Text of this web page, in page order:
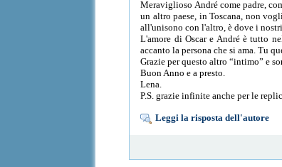
Meraviglioso André come padre,
un altro paese, in Toscana, non
all'unisono con l'altro, è dove i
L'amore di Oscar e André è tutto
accanto la persona che si ama. Tu
Grazie per questo altro “intimo” e
Buon Anno e a presto.
Lena.
P.S. grazie infinite anche per le
Leggi la risposta dell'autore